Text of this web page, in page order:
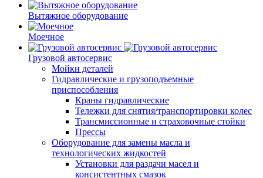
Вытяжное оборудование
Моечное
Грузовой автосервис
Мойки деталей
Гидравлические и грузоподъемные
приспособления
Краны гидравлические
Тележки для снятия/транспортировки колес
Трансмиссионные и страховочные стойки
Прессы
Оборудование для замены масла и
технологических жидкостей
Установки для раздачи масел и
консистентных смазок